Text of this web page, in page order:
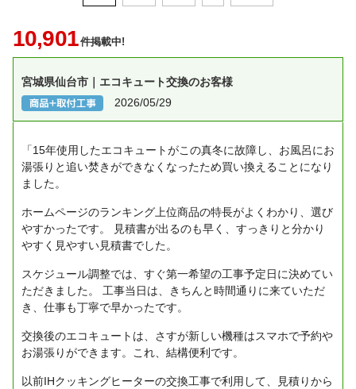
10,901件掲載中!
宮城県仙台市｜エコキュート交換のお客様
2026/05/29
「15年使用したエコキュートがこの真冬に故障し、お風呂にお
湯張りと追い焚きができなくなったため買い換えることになり
ました。
ホームページのランキング上位商品の特長がよくわかり、選び
やすかったです。
見積書が出るのも早く、すっきりと分かり
やすく見やすい見積書でした。
スケジュール調整では、すぐ第一希望の工事予定日に決めてい
ただきました。
工事当日は、きちんと時間通りに来ていただ
き、仕事も丁寧で早かったです。
交換後のエコキュートは、さすが新しい機種はスマホで予約や
お湯張りができます。これ、結構便利です。
以前IHクッキングヒーターの交換工事で利用して、見積りから